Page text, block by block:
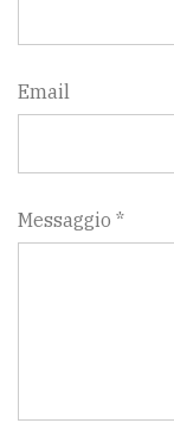
Email
Messaggio *